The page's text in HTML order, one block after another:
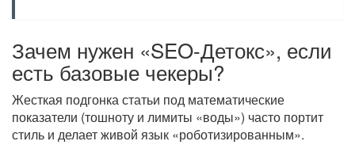
Зачем нужен «SEO-Детокс», если
есть базовые чекеры?
Жесткая подгонка статьи под математические
показатели (тошноту и лимиты «воды») часто портит
стиль и делает живой язык «роботизированным».